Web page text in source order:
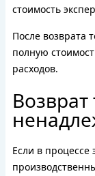
стоимость
После возврата
полную
расходов.
Возврат
Если в процессе